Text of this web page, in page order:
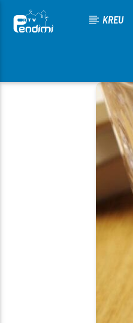
KREU
[There are no radio stations